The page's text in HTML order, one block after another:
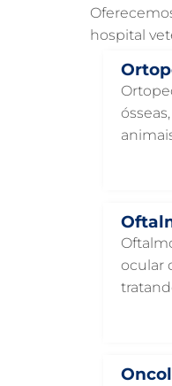
hospital
ocular